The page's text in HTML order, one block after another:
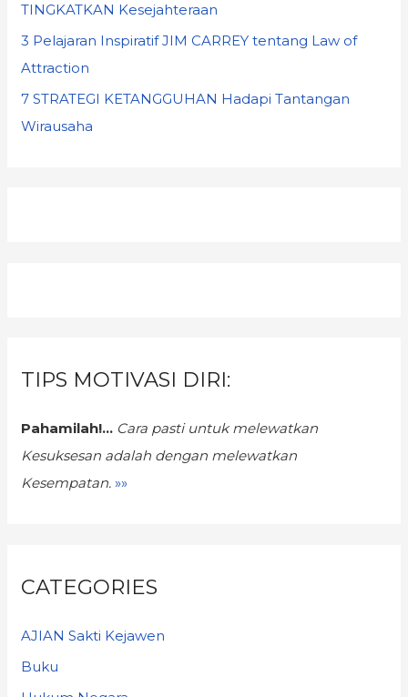
TINGKATKAN Kesejahteraan
3 Pelajaran Inspiratif JIM CARREY tentang Law of
Attraction
7 STRATEGI KETANGGUHAN Hadapi Tantangan
Wirausaha
TIPS MOTIVASI DIRI:
Pahamilah!... Cara pasti untuk melewatkan
Kesuksesan adalah dengan melewatkan
Kesempatan. »»
CATEGORIES
AJIAN Sakti Kejawen
Buku